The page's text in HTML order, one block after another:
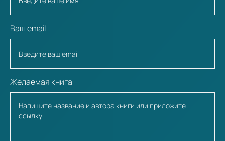
Ваш email
Желаемая книга